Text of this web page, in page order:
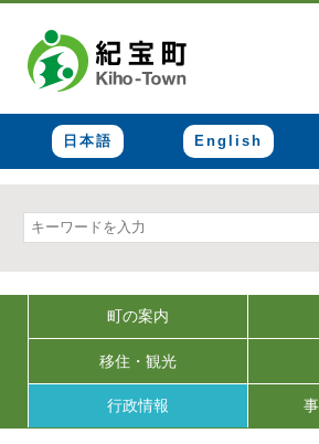
日本語 English
町の案内
移住・観光
行政情報